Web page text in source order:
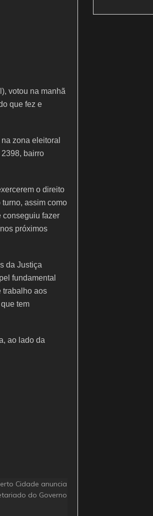
votou na manhã
que fez e
zona eleitoral
bairro
o direito
assim como
conseguiu fazer
próximos
da Justiça
fundamental
trabalho aos
tem
ao lado da